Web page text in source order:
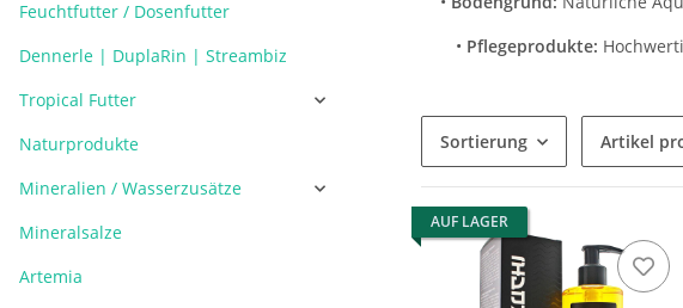
• Pflegeprodukte:
Sortierung Artikel
AUF LAGER
Feuchtfutter / Dosenfutter
Dennerle | DuplaRin | Streambiz
Tropical Futter
Naturprodukte
Mineralien / Wasserzusätze
Mineralsalze
Artemia